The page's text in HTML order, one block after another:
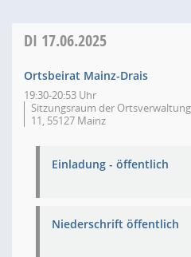
DI 17.06.2025
Ortsbeirat Mainz-Drais
19:30-20:53 Uhr
Sitzungsraum der
11, 55127 Mainz
Einladung - öffentlich
Niederschrift öffentlich